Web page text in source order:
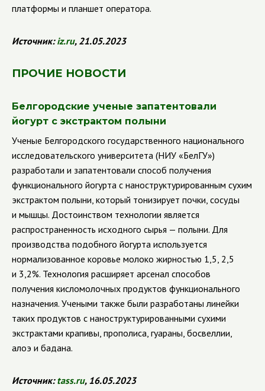
платформы и планшет оператора.
Источник: iz.ru, 21.05.2023
ПРОЧИЕ НОВОСТИ
Белгородские ученые запатентовали
йогурт с экстрактом полыни
Ученые Белгородского государственного национального
исследовательского университета (НИУ «БелГУ»)
разработали и запатентовали способ получения
функционального йогурта с наноструктурированным сухим
экстрактом полыни, который тонизирует почки, сосуды
и мышцы. Достоинством технологии является
распространенность исходного сырья — полыни. Для
производства подобного йогурта используется
нормализованное коровье молоко жирностью 1,5, 2,5
и 3,2%. Технология расширяет арсенал способов
получения кисломолочных продуктов функционального
назначения. Учеными также были разработаны линейки
таких продуктов с наноструктурированными сухими
экстрактами крапивы, прополиса, гуараны, босвеллии,
алоэ и бадана.
Источник: tass.ru, 16.05.2023